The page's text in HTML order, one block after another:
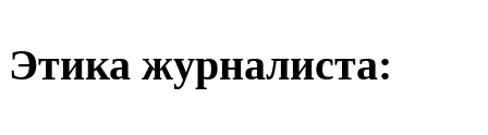
Этика журналиста: